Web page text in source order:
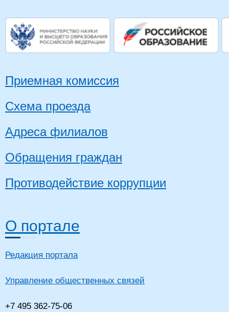
Приемная комиссия
Схема проезда
Адреса филиалов
Обращения граждан
Противодействие коррупции
О портале
Редакция портала
Управление общественных связей
+7 495 362-75-06